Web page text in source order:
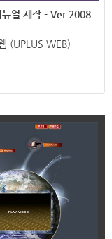
뉴얼 제작 - Ver 2008
(UPLUS WEB)